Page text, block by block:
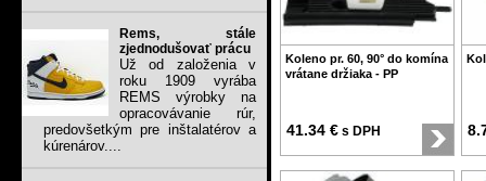
Rems, stále
zjednodušovať prácu
Už od založenia v
roku 1909 vyrába
REMS výrobky na
opracovávanie rúr,
predovšetkým pre inštalatérov a
kúrenárov....
Koleno pr. 60, 90° do komína
vrátane držiaka - PP
41.34 € s DPH